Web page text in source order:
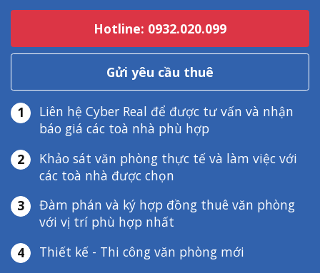
Hotline: 0932.020.099
Gửi yêu cầu thuê
1
Liên hệ Cyber Real để được tư vấn và nhận
báo giá các toà nhà phù hợp
2
Khảo sát văn phòng thực tế và làm việc với
các toà nhà được chọn
3
Đàm phán và ký hợp đồng thuê văn phòng
với vị trí phù hợp nhất
4
Thiết kế - Thi công văn phòng mới